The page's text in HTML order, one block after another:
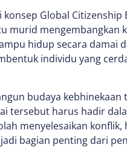
konsep Global
murid mengembangkan
hidup secara damai
individu yang
budaya
tersebut harus hadir
menyelesaikan
bagian penting dari